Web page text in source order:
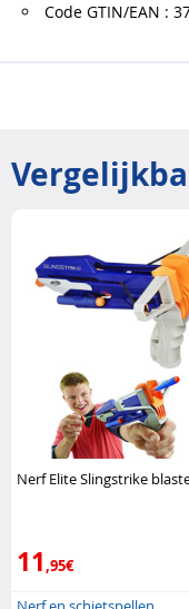
Code GTIN/EAN :
Nerf Elite Slingstrike
11,95€